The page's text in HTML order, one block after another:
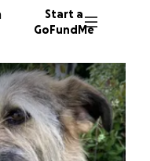
Start a
GoFundMe